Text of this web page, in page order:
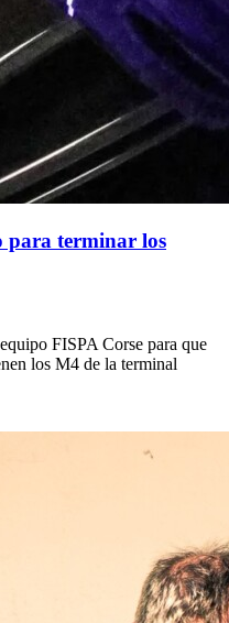
para terminar los
FISPA Corse para que
los M4 de la terminal